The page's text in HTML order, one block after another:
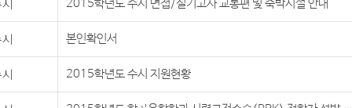
2015학년도 수시 면접/실기고사 교통편 및 숙박시설 안내
본인확인서
2015학년도 수시 지원현황